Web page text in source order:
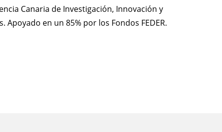
Canaria de Investigación, Innovación y
en un 85% por los Fondos FEDER.